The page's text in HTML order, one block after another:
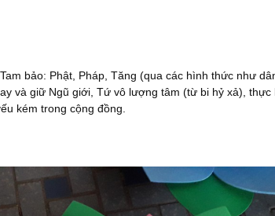
bảo: Phật, Pháp, Tăng (qua các hình thức như
và giữ Ngũ giới, Tứ vô lượng tâm (từ bi hỷ xả),
kém trong cộng đồng.